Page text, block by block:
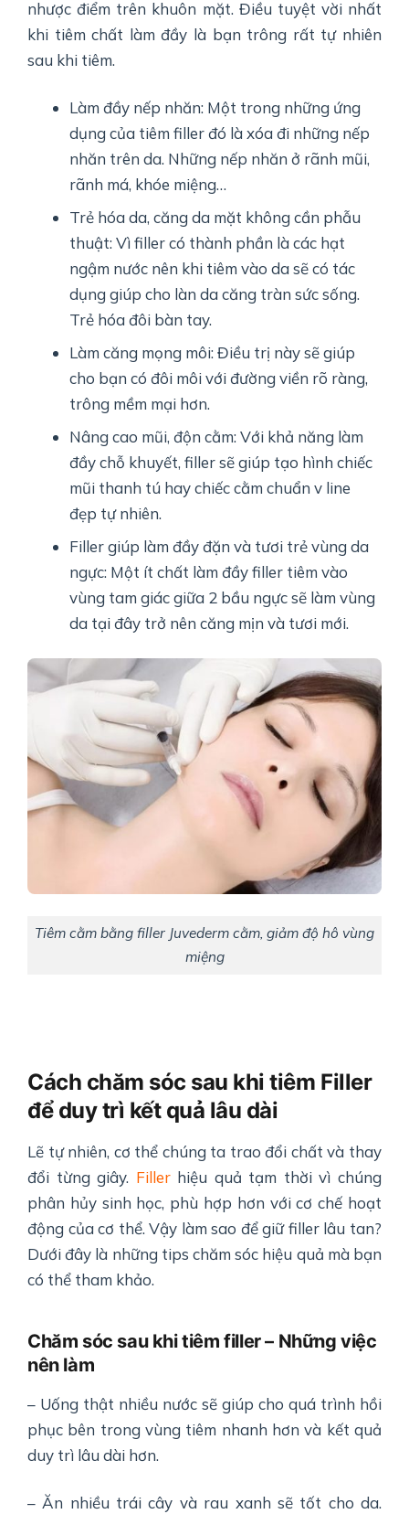
nhược điểm trên khuôn mặt. Điều tuyệt vời nhất
khi tiêm chất làm đầy là bạn trông rất tự nhiên
sau khi tiêm.
Làm đầy nếp nhăn: Một trong những ứng
dụng của tiêm filler đó là xóa đi những nếp
nhăn trên da. Những nếp nhăn ở rãnh mũi,
rãnh má, khóe miệng…
Trẻ hóa da, căng da mặt không cần phẫu
thuật: Vì filler có thành phần là các hạt
ngậm nước nên khi tiêm vào da sẽ có tác
dụng giúp cho làn da căng tràn sức sống.
Trẻ hóa đôi bàn tay.
Làm căng mọng môi: Điều trị này sẽ giúp
cho bạn có đôi môi với đường viền rõ ràng,
trông mềm mại hơn.
Nâng cao mũi, độn cằm: Với khả năng làm
đầy chỗ khuyết, filler sẽ giúp tạo hình chiếc
mũi thanh tú hay chiếc cằm chuẩn v line
đẹp tự nhiên.
Filler giúp làm đầy đặn và tươi trẻ vùng da
ngực: Một ít chất làm đầy filler tiêm vào
vùng tam giác giữa 2 bầu ngực sẽ làm vùng
da tại đây trở nên căng mịn và tươi mới.
Tiêm cằm bằng filler Juvederm cằm, giảm độ hô vùng
miệng
Cách chăm sóc sau khi tiêm Filler
để duy trì kết quả lâu dài
Lẽ tự nhiên, cơ thể chúng ta trao đổi chất và thay
đổi từng giây. Fillerhiệu quả tạm thời vì chúng
phân hủy sinh học, phù hợp hơn với cơ chế hoạt
động của cơ thể. Vậy làm sao để giữ filler lâu tan?
Dưới đây là những tips chăm sóc hiệu quả mà bạn
có thể tham khảo.
Chăm sóc sau khi tiêm filler – Những việc
nên làm
– Uống thật nhiều nước sẽ giúp cho quá trình hồi
phục bên trong vùng tiêm nhanh hơn và kết quả
duy trì lâu dài hơn.
– Ăn nhiều trái cây và rau xanh sẽ tốt cho da.